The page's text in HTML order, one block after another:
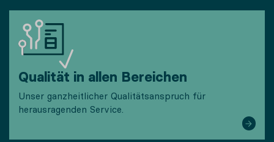
Qualität in allen Bereichen
Unser ganzheitlicher Qualitätsanspruch für
herausragenden Service.